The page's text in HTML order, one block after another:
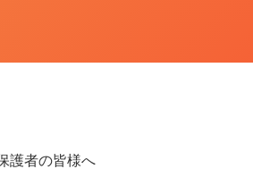
護者の皆様へ